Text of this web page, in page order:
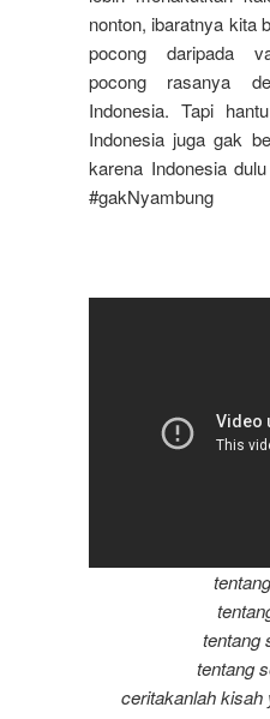
nonton, ibaratnya kita
pocong daripada
pocong rasanya
Indonesia. Tapi
Indonesia juga gak
karena Indonesia
#gakNyambung
tentang
tentang
ceritakanlah kisah